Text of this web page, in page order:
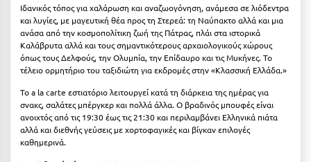
Λαγκάδια
Λακόπετρα Αχαΐας
Λακωνία
Λασίθι
Λεπτοκαρυά
Λέσβος
Ιδανικός τόπος για χαλάρωση και αναζωογόνηση, ανάμεσα σε λιόδεντρα
και λυγίες, με μαγευτική θέα προς τη Στερεά: τη Ναύπακτο αλλά και μια
ανάσα από την κοσμοπολίτικη ζωή της Πάτρας, πλάι στα ιστορικά
Καλάβρυτα αλλά και τους σημαντικότερους αρχαιολογικούς χώρους
όπως τους Δελφούς, την Ολυμπία, την Επίδαυρο και τις Μυκήνες. Το
τέλειο ορμητήριο του ταξιδιώτη για εκδρομές στην «Κλασσική Ελλάδα.»
Το a la carte εστιατόριο λειτουργεί κατά τη διάρκεια της ημέρας για
σνακς, σαλάτες μπέργκερ και πολλά άλλα. Ο βραδινός μπουφές είναι
ανοιχτός από τις 19:30 έως τις 21:30 και περιλαμβάνει Ελληνικά πιάτα
αλλά και διεθνής γεύσεις με χορτοφαγικές και βίγκαν επιλογές
καθημερινά.